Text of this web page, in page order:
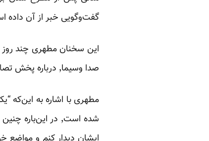
گفت‌وگویی خبر از آن داده است که
صدا وسیما٬ درباره پخش تصاویر نامناسب از تلویزیون در هنگام پخش زنده مسابقات فوتبال داده بود.
مطهری با اشاره به این‌که
شده است٬ در